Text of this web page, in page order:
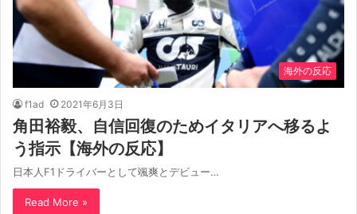
海外の反応
f1ad 2021年6月3日
角田裕毅、自信回復のためイタリアへ移るよ
う指示【海外の反応】
日本人F1ドライバーとして颯爽とデビュー…
Read More »